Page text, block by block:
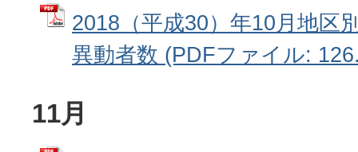
2018（平成30）年10月地区
異動者数 (PDFファイル:
11月